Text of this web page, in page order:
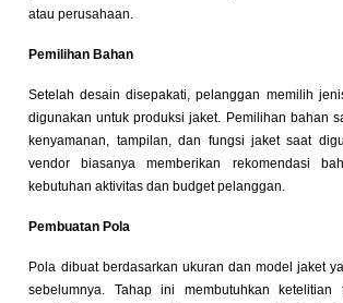
atau perusahaan.
Pemilihan Bahan
Setelah desain disepakati, pelanggan memilih
digunakan untuk produksi jaket. Pemilihan bahan
kenyamanan, tampilan, dan fungsi jaket saat
vendor biasanya memberikan rekomendasi
kebutuhan aktivitas dan budget pelanggan.
Pembuatan Pola
Pola dibuat berdasarkan ukuran dan model jaket
sebelumnya. Tahap ini membutuhkan